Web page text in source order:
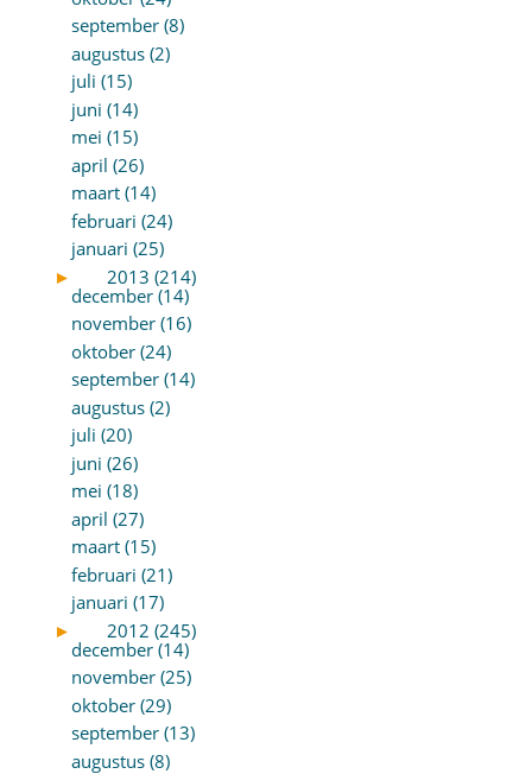
september (8)
augustus (2)
juli (15)
juni (14)
mei (15)
april (26)
maart (14)
februari (24)
januari (25)
►
2013 (214)
december (14)
november (16)
oktober (24)
september (14)
augustus (2)
juli (20)
juni (26)
mei (18)
april (27)
maart (15)
februari (21)
januari (17)
►
2012 (245)
december (14)
november (25)
oktober (29)
september (13)
augustus (8)